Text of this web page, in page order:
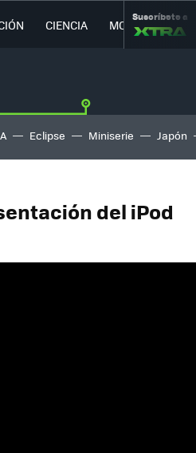
CIENCIA MOVILIDAD
Suscríbete a
Eclipse Miniserie Japón
del iPod